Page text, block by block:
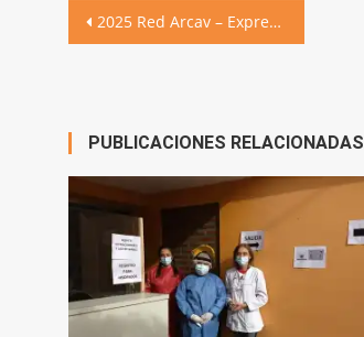
Navegación
2025 Red Arcav – Express – Dip en Secretariado Ejecutivo Express CU (6)
PUBLICACIONES RELACIONADAS